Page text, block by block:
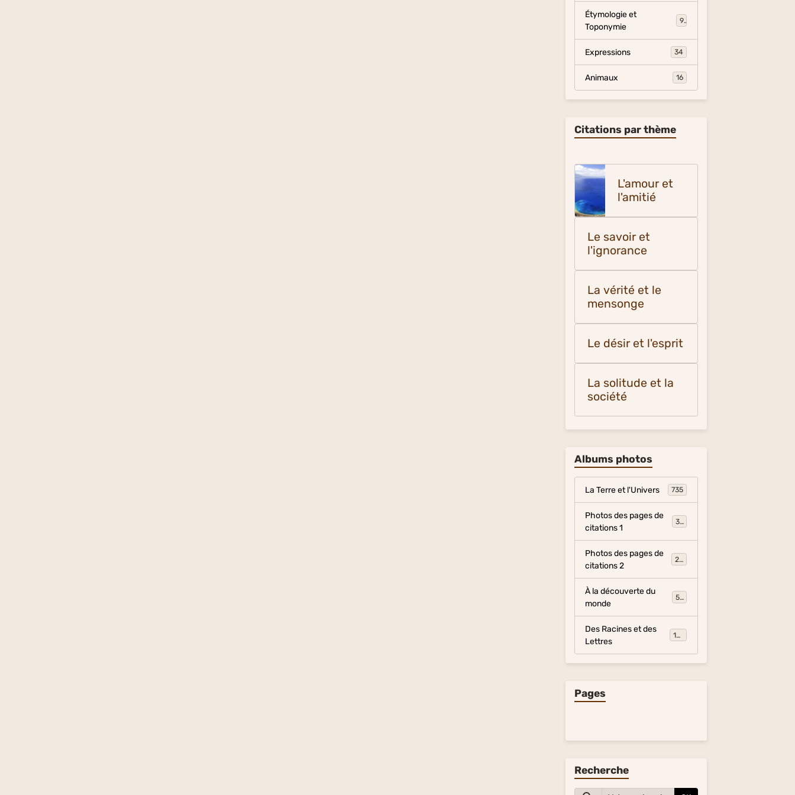
Étymologie et
Toponymie
9
Expressions 34
Animaux 16
Citations par thème
L'amour et
l'amitié
Le savoir et
l'ignorance
La vérité et le
mensonge
Le désir et l'esprit
La solitude et la
société
Albums photos
La Terre et l'Univers 735
Photos des pages de
citations 1
317
Photos des pages de
citations 2
281
À la découverte du
monde
54
Des Racines et des
Lettres
134
Pages
Recherche